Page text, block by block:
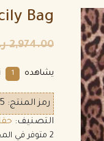
Bag
2,974.00
يشاهده 1
رمز المنتج:
التصنيف:
2 متوفر في المخزون